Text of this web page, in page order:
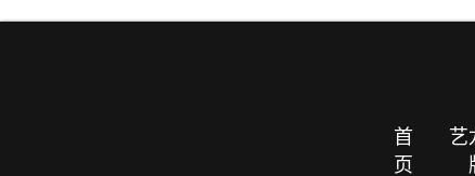
首
页
艺